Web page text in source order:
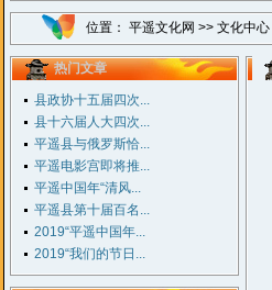
位置： 平遥文化网 >> 文化中心
热门文章
县政协十五届四次...
县十六届人大四次...
平遥县与俄罗斯恰...
平遥电影宫即将推...
平遥中国年“清风...
平遥县第十届百名...
2019“平遥中国年...
2019“我们的节日...